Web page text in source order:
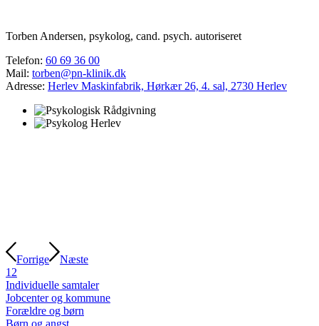
Torben Andersen, psykolog, cand. psych. autoriseret
Telefon: 60 69 36 00
Mail: torben@pn-klinik.dk
Adresse: Herlev Maskinfabrik, Hørkær 26, 4. sal, 2730 Herlev
Forrige
Næste
1 2
Individuelle samtaler
Jobcenter og kommune
Forældre og børn
Børn og angst